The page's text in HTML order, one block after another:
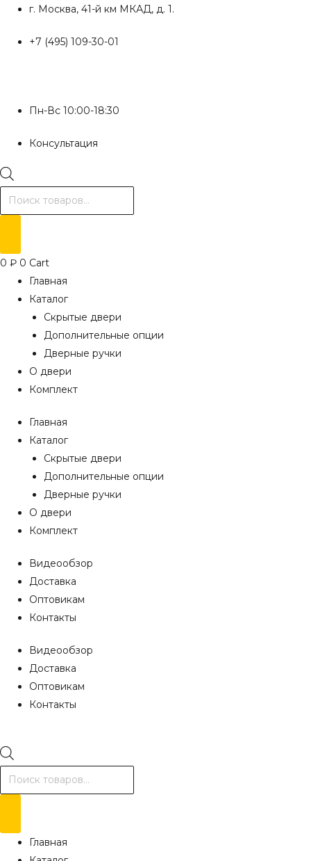
Перейти
содержимому
г. Москва, 41-й км МКАД, д. 1.
+7 (495) 109-30-01
Пн-Вс 10:00-18:30
Консультация
Поиск
товаров
0 ₽ 0 Cart
Главная
Каталог
Скрытые двери
Дополнительные опции
Дверные ручки
О двери
Комплект
Главная
Каталог
Скрытые двери
Дополнительные опции
Дверные ручки
О двери
Комплект
Видеообзор
Доставка
Оптовикам
Контакты
Видеообзор
Доставка
Оптовикам
Контакты
Поиск
товаров
Главная